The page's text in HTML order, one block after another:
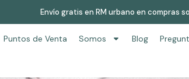
Envío gratis en RM urbano en compras
Puntos de Venta Somos Blog